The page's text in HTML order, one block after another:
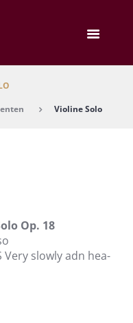
Vio­li­ne Solo
Op. 18
Very slow­ly adn hea­